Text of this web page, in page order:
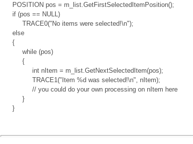
POSITION pos = m_list.GetFirstSelectedItemPosition();
if (pos == NULL)
TRACE0("No items were selected!\n");
else
{
while (pos)
{
int nItem = m_list.GetNextSelectedItem(pos);
TRACE1("Item %d was selected!\n", nItem);
// you could do your own processing on nItem here
}
}